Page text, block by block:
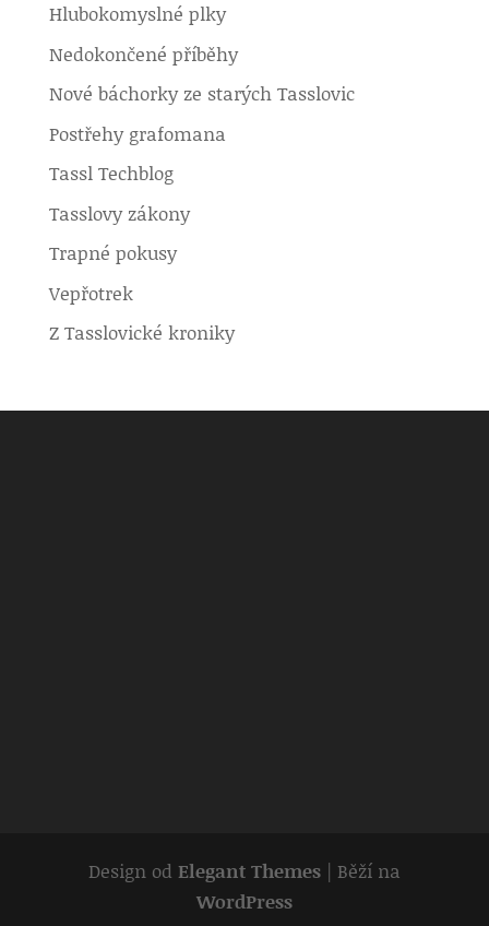
Hlubokomyslné plky
Nedokončené příběhy
Nové báchorky ze starých Tasslovic
Postřehy grafomana
Tassl Techblog
Tasslovy zákony
Trapné pokusy
Vepřotrek
Z Tasslovické kroniky
Design od Elegant Themes| Běží na
WordPress